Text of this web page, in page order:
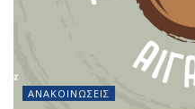
ΑΝΑΚΟΙΝΏΣΕΙΣ